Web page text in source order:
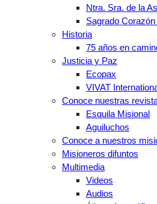
Ntra. Sra. de la
Sagrado
Historia
75 años en
Justicia y Paz
Ecopax
VIVAT
Conoce nuestras
Esquila Misional
Aguiluchos
Conoce a nuestros
Misioneros difuntos
Multimedia
Videos
Audios